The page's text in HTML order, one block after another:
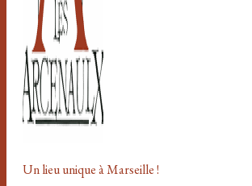
Un lieu unique à Marseille !